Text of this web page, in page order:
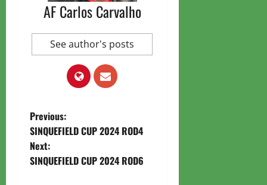
AF Carlos Carvalho
See author's posts
P
o
s
Previous:
SINQUEFIELD CUP 2024 ROD4
Next:
SINQUEFIELD CUP 2024 ROD6